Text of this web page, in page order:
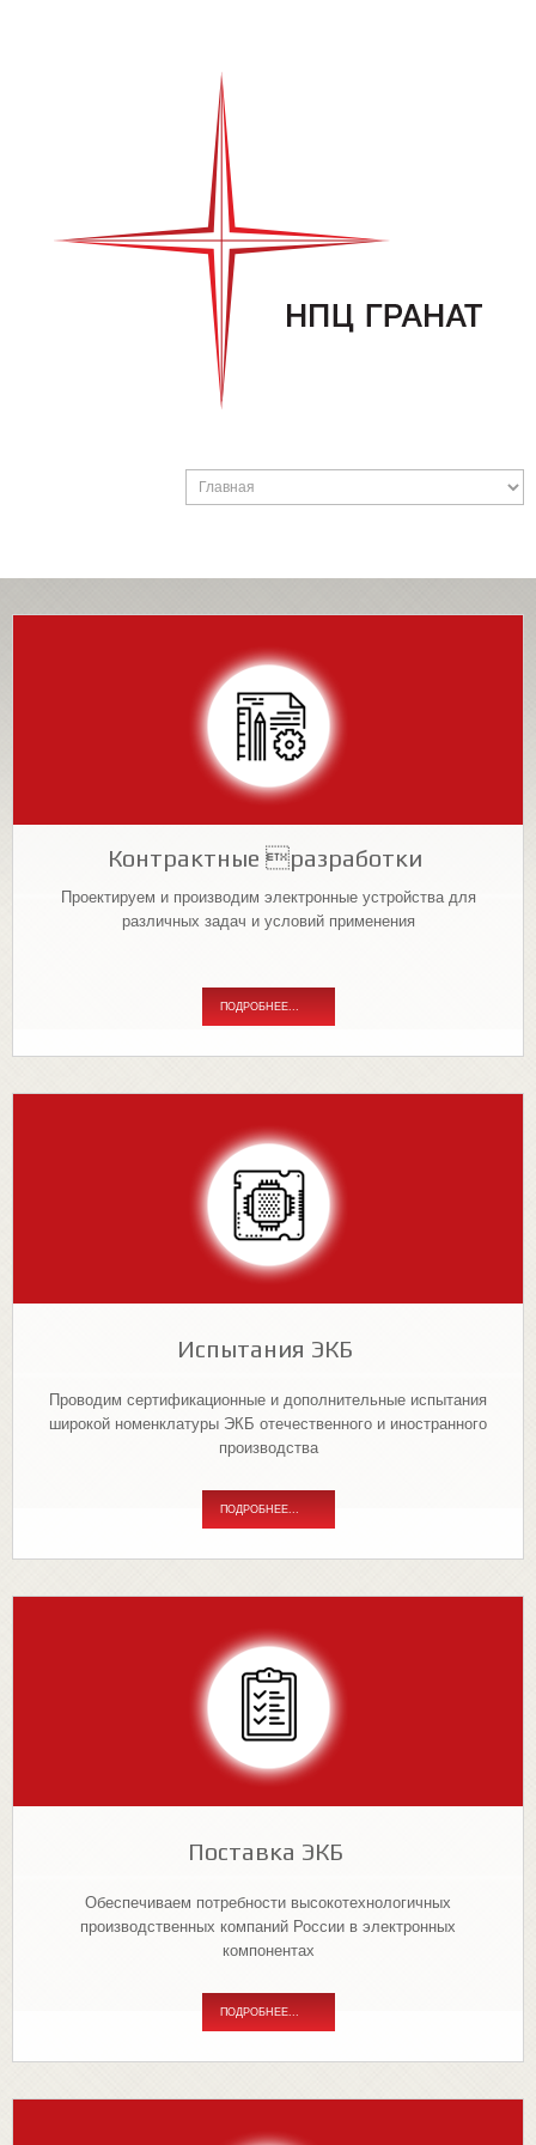
Контрактные разработки
Проектируем и производим электронные устройства для
различных задач и условий применения
ПОДРОБНЕЕ...
Испытания ЭКБ
Проводим сертификационные и дополнительные испытания
широкой номенклатуры ЭКБ отечественного и иностранного
производства
ПОДРОБНЕЕ...
Поставка ЭКБ
Обеспечиваем потребности высокотехнологичных
производственных компаний России в электронных
компонентах
ПОДРОБНЕЕ...